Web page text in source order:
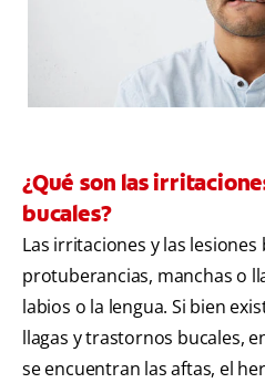
¿Qué son las
bucales?
Las irritaciones y las lesiones
protuberancias, manchas o
labios o la lengua. Si bien
llagas y trastornos bucales,
se encuentran las aftas, el